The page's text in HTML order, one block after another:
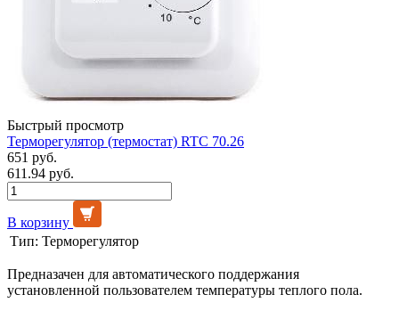
Быстрый просмотр
Терморегулятор (термостат) RTC 70.26
651 руб.
611.94 руб.
В корзину
Тип: Терморегулятор
Предназачен для автоматического поддержания
установленной пользователем температуры теплого пола.